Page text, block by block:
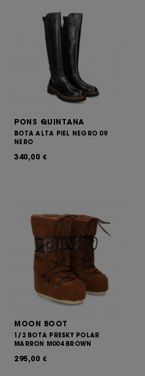
PONS QUINTANA
BOTA ALTA PIEL NEGRO 09
NERO
340,00 €
MOON BOOT
1/2 BOTA PRESKY POLAR
MARRON M004 BROWN
295,00 €